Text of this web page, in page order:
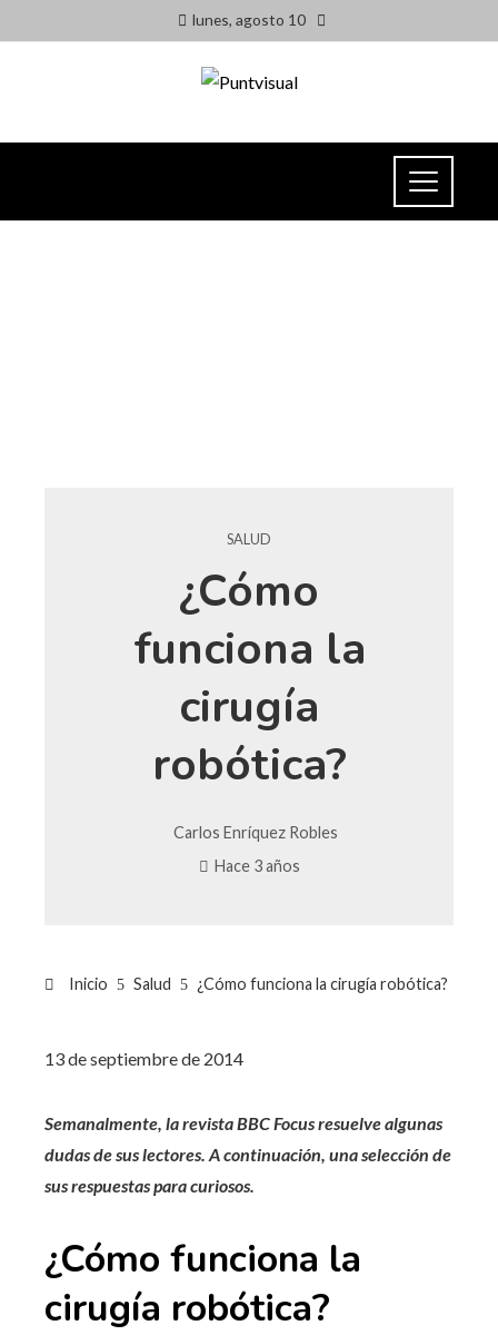
lunes, agosto 10
SALUD
¿Cómo
funciona la
cirugía
robótica?
Carlos Enríquez Robles
Hace 3 años
Inicio Salud ¿Cómo funciona la cirugía robótica?
13 de septiembre de 2014
Semanalmente, la revista BBC Focus resuelve algunas
dudas de sus lectores. A continuación, una selección de
sus respuestas para curiosos.
¿Cómo funciona la
cirugía robótica?